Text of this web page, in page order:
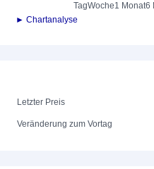
TagWoche1 Monat6
► Chartanalyse
Letzter Preis
Veränderung zum Vortag